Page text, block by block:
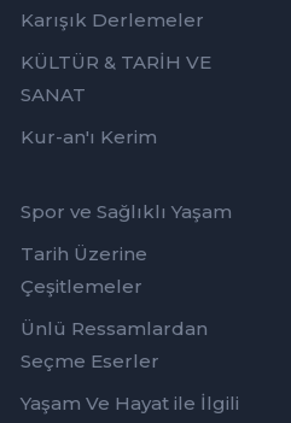
Karışık Derlemeler
KÜLTÜR & TARİH VE
SANAT
Kur-an'ı Kerim
Spor ve Sağlıklı Yaşam
Tarih Üzerine
Çeşitlemeler
Ünlü Ressamlardan
Seçme Eserler
Yaşam Ve Hayat ile İlgili